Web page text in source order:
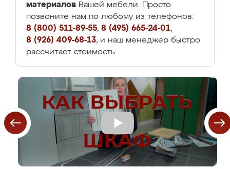
материалов Вашей мебели. Просто
позвоните нам по любому из телефонов:
8 (800) 511-89-55, 8 (495) 665-24-01,
8 (926) 409-68-13, и наш менеджер быстро
рассчитает стоимость.